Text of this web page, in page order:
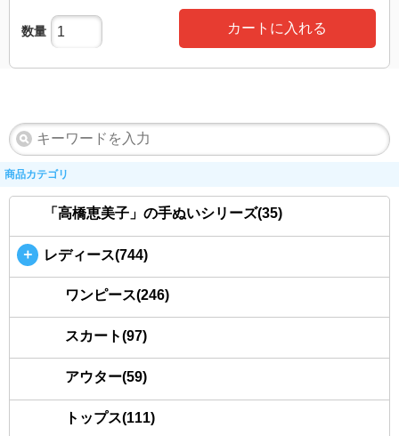
数量 カートに入れる
商品カテゴリ
「高橋恵美子」の手ぬいシリーズ(35)
＋ レディース(744)
ワンピース(246)
スカート(97)
アウター(59)
トップス(111)